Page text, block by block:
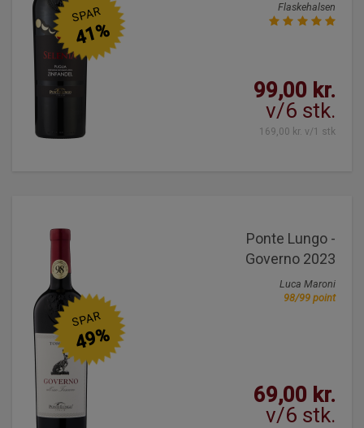
Flaskehalsen
99,00 kr.
v/6 stk.
169,00 kr. v/1 stk
SPAR
41%
Ponte Lungo -
Governo 2023
Luca Maroni
98/99 point
69,00 kr.
v/6 stk.
SPAR
49%